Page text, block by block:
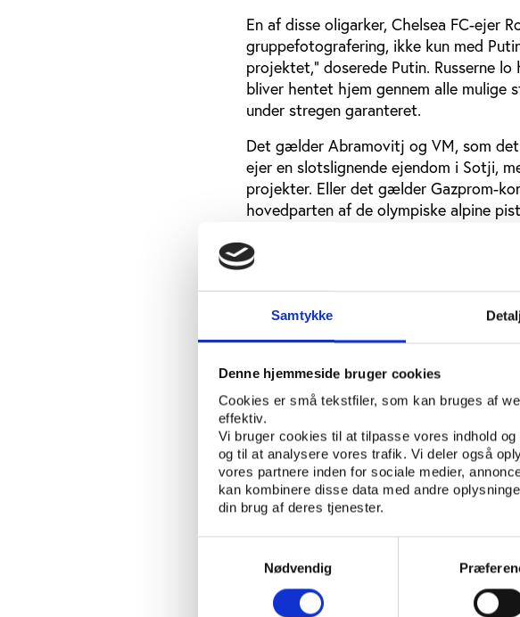
Samtykke
Denne hjemmeside bruger cookies
Cookies er små tekstfiler, som kan bruges af
effektiv.
Vi bruger cookies til at tilpasse vores indhold
og til at analysere vores trafik. Vi deler også
vores partnere inden for sociale medier,
kan kombinere disse data med andre
din brug af deres tjenester.
Nødvendig
En af disse oligarker, Chelsea FC-ejer
gruppefotografering, ikke kun med
projektet,” doserede Putin. Russerne
bliver hentet hjem gennem alle
under stregen garanteret.
Det gælder Abramovitj og VM, som
ejer en slotslignende ejendom i Sotji,
projekter. Eller det gælder Gazprom-
hovedparten af de olympiske alpine
Ifølge FIFA var der i øvrigt ingen, der
angiveligt blev opbevaret i forseglede
præsident Blatter åbnede dem på live-
hjemme i Doha/Qatar, annonceret
Hurra!!!!” De vidste det. Ikke kun Al
Khalifa Al-Thani, Emiren af Qatar,
sejrsikker fløjet af sted mod Zürich i
VM skrev sportshistorie
På denne 2. december 2010, hvor
særligt sportshistorisk kapitel. I mindre
i særdeleshed fordi disse afgørelser
cirka 140 mio. schweizerfranc, der i
højtplacerede IOC- og FIFA-
inden for den olympiske sport – et